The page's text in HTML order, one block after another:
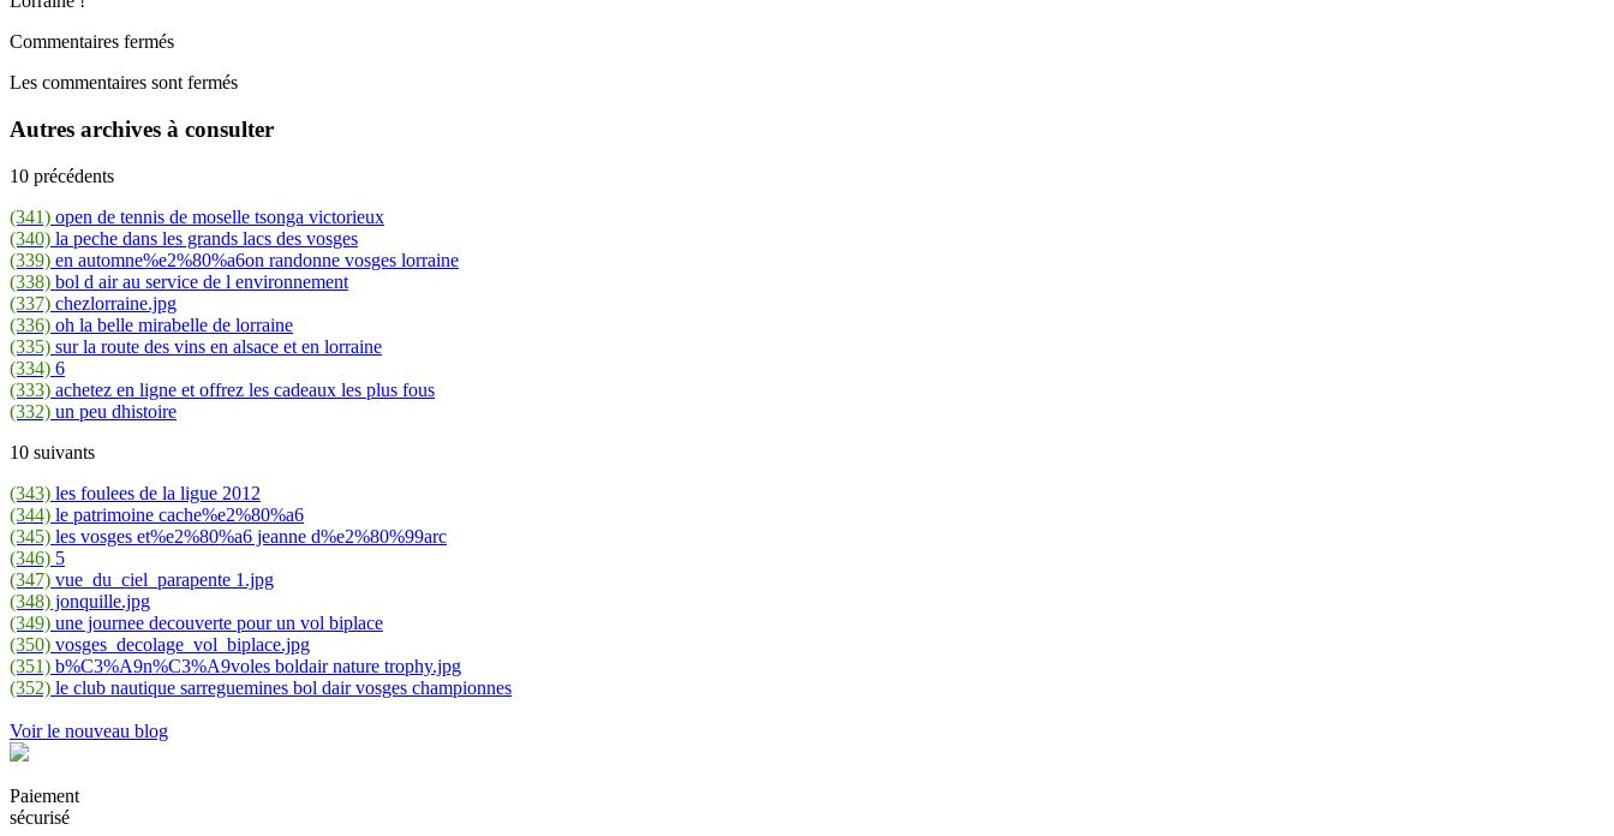
Commentaires fermés
Les commentaires sont fermés
Autres archives à consulter
10 précédents
(341) open de tennis de moselle tsonga victorieux
(340) la peche dans les grands lacs des vosges
(339) en automne%e2%80%a6on randonne vosges lorraine
(338) bol d air au service de l environnement
(337) chezlorraine.jpg
(336) oh la belle mirabelle de lorraine
(335) sur la route des vins en alsace et en lorraine
(334) 6
(333) achetez en ligne et offrez les cadeaux les plus fous
(332) un peu dhistoire
10 suivants
(343) les foulees de la ligue 2012
(344) le patrimoine cache%e2%80%a6
(345) les vosges et%e2%80%a6 jeanne d%e2%80%99arc
(346) 5
(347) vue_du_ciel_parapente 1.jpg
(348) jonquille.jpg
(349) une journee decouverte pour un vol biplace
(350) vosges_decolage_vol_biplace.jpg
(351) b%C3%A9n%C3%A9voles boldair nature trophy.jpg
(352) le club nautique sarreguemines bol dair vosges championnes
Voir le nouveau blog
Paiement
sécurisé